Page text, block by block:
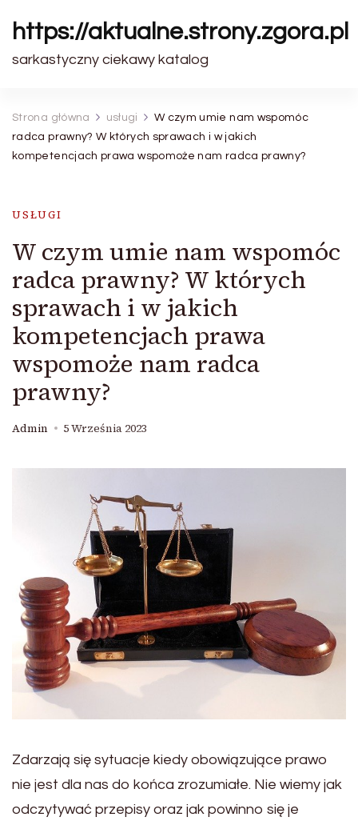
https://aktualne.strony.zgora.pl
sarkastyczny ciekawy katalog
Strona główna usługi
W czym umie nam wspomóc
radca prawny? W których sprawach i w jakich
kompetencjach prawa wspomoże nam radca prawny?
USŁUGI
W czym umie nam wspomóc
radca prawny? W których
sprawach i w jakich
kompetencjach prawa
wspomoże nam radca
prawny?
Admin 5 Września 2023
Zdarzają się sytuacje kiedy obowiązujące prawo
nie jest dla nas do końca zrozumiałe. Nie wiemy jak
odczytywać przepisy oraz jak powinno się je